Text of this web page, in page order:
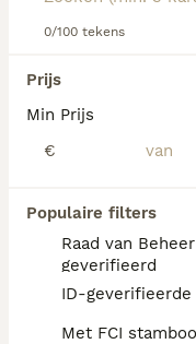
0/100 tekens
Prijs
Min Prijs
€
Populaire filters
Raad van
geverifieerd
ID-
Met FCI
informatie over dit
We hebben 0
Als je
exacte
FAQ's